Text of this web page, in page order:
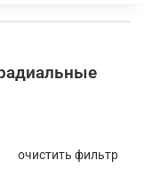
очистить фильтр